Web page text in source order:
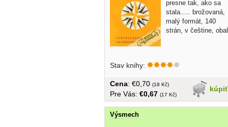
presne tak, ako sa
stala..... brožovaná,
malý formát, 140
strán, v češtine, obal
Stav knihy:
kúpiť
Cena: €0,70 (18 Kč)
Pre Vás: €0,67 (17 Kč)
Výsmech